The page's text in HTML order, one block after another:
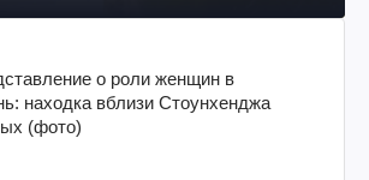
о роли женщин в
находка вблизи Стоунхенджа
(фото)